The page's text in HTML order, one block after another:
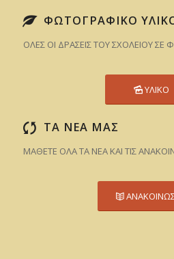
ΦΩΤΟΓΡΑΦΙΚΟ
ΟΛΕΣ ΟΙ ΔΡΑΣΕΙΣ ΤΟΥ ΣΧΟΛΕΙΟΥ ΣΕ
ΥΛΙΚΟ
ΤΑ ΝΕΑ ΜΑΣ
ΜΑΘΕΤΕ ΟΛΑ ΤΑ ΝΕΑ ΚΑΙ ΤΙΣ